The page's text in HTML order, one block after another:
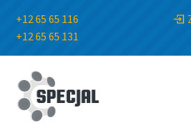
+12 65 65 116
+12 65 65 131
Przejdź
do
nawigacji
Przejdź
do
treści